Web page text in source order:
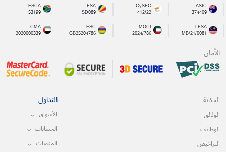
ASIC
374409
CySEC
412/22
FSA
SD089
FSCA
53199
LFSA
MB/21/0081
MOCI
2024/786
FSC
GB25204786
CMA
2020000339
الأمان
الحكاية
الوثائق
الوظائف
التراخيص
التداول
الأسواق
الحسابات
المنصات